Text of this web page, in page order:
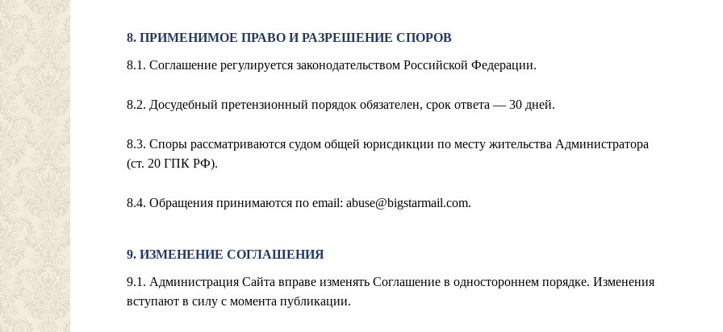
8. ПРИМЕНИМОЕ ПРАВО И РАЗРЕШЕНИЕ СПОРОВ
8.1. Соглашение регулируется законодательством Российской Федерации.
8.2. Досудебный претензионный порядок обязателен, срок ответа — 30 дней.
8.3. Споры рассматриваются судом общей юрисдикции по месту жительства Администратора
(ст. 20 ГПК РФ).
8.4. Обращения принимаются по email: abuse@bigstarmail.com.
9. ИЗМЕНЕНИЕ СОГЛАШЕНИЯ
9.1. Администрация Сайта вправе изменять Соглашение в одностороннем порядке. Изменения
вступают в силу с момента публикации.